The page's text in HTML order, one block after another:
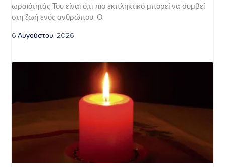
ωραιότητάς Του είναι ό,τι πιο εκπληκτικό μπορεί να συμβεί
στη ζωή ενός ανθρώπου. Ο
6 Αυγούστου, 2026